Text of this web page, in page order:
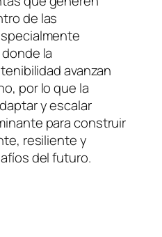
de las
la
avanzan
por lo que la
y escalar
para construir
resiliente y
del futuro.